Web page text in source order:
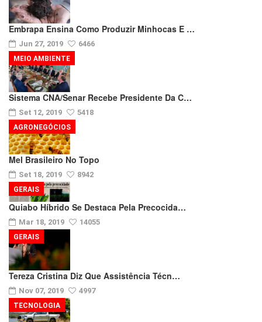
Embrapa Ensina Como Produzir Minhocas E …
Jun 27, 2019 6466
Sistema CNA/Senar Recebe Presidente Da C…
Set 12, 2019 5418
MEIO AMBIENTE
Mel Brasileiro No Topo
Set 18, 2019 8942
AGRONEGÓCIOS
Quiabo Híbrido Se Destaca Pela Precocida…
Mar 18, 2019 14055
GERAIS
Tereza Cristina Diz Que Assistência Técn…
Nov 07, 2019 4997
GERAIS
TECNOLOGIA